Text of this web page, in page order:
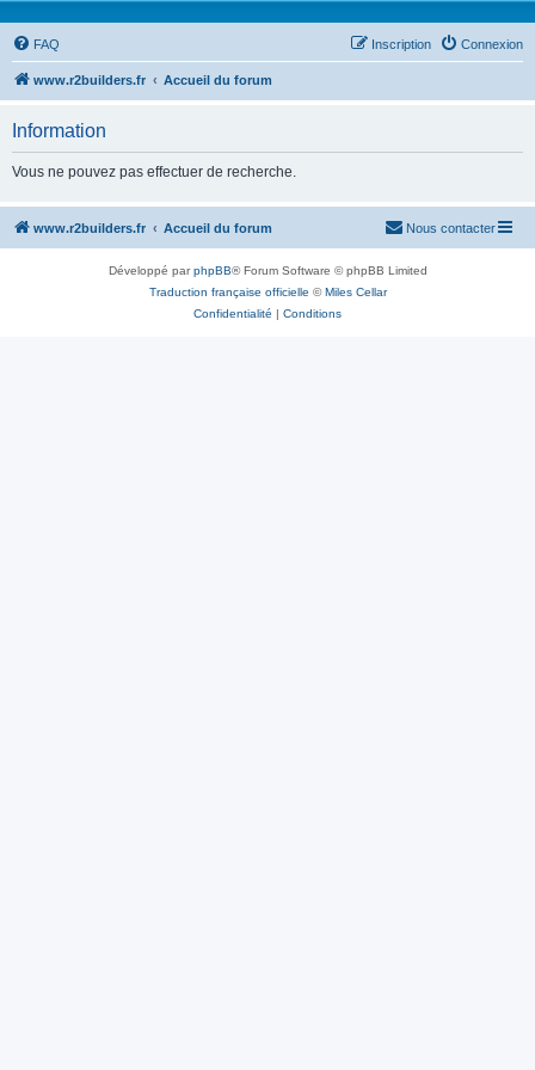
FAQ Connexion
Inscription
www.r2builders.fr Accueil du forum
Information
Vous ne pouvez pas effectuer de recherche.
www.r2builders.fr Accueil du forum Nous contacter
Développé parphpBB® Forum Software © phpBB Limited
Traduction française officielle ©Miles Cellar
Confidentialité | Conditions